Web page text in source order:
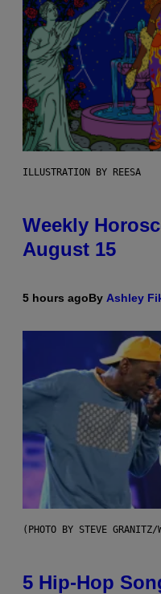
ILLUSTRATION BY REESA
Weekly
August 15
5 hours agoBy Ashley
(PHOTO BY STEVE GRANITZ/
5 Hip-Hop